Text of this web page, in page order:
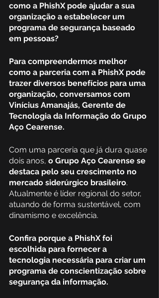
como a PhishX pode ajudar a sua
organização a estabelecer um
programa de segurança baseado
em pessoas?
Para compreendermos melhor
como a parceria com a PhishX pode
trazer diversos benefícios para uma
organização, conversamos com
Vinícius Amanajás, Gerente de
Tecnologia da Informação do Grupo
Aço Cearense.
Com uma parceria que já dura quase
dois anos, o Grupo Aço Cearense se
destaca pelo seu crescimento no
mercado siderúrgico brasileiro.
Atualmente é líder regional do setor,
atuando de forma sustentável, com
dinamismo e excelência.
Confira porque a PhishX foi
escolhida para fornecer a
tecnologia necessária para criar um
programa de conscientização sobre